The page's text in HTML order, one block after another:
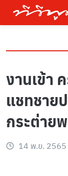
งานเข้า
แชทชาย
กระต่าย
14 พ.ย.